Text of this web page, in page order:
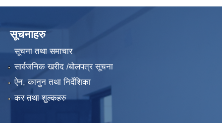
सूचनाहरु
सूचना तथा समाचार
सार्वजनिक खरीद /बोलपत्र सूचना
ऐन, कानुन तथा निर्देशिका
कर तथा शुल्कहरु